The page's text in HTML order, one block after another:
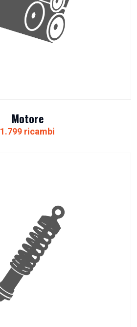
Motore
1.799 ricambi